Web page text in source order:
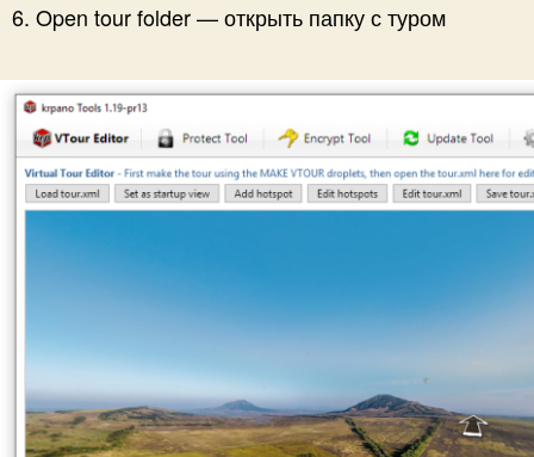
Open tour folder — открыть папку с туром